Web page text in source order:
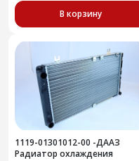
В корзину
1119-01301012-00 -ДААЗ
Радиатор охлаждения